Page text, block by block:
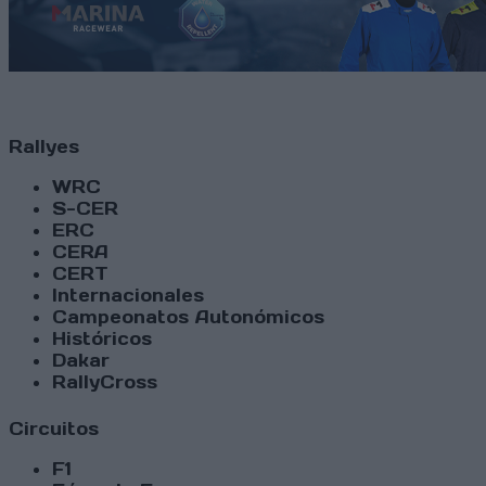
Rallyes
WRC
S-CER
ERC
CERA
CERT
Internacionales
Campeonatos Autonómicos
Históricos
Dakar
RallyCross
Circuitos
F1